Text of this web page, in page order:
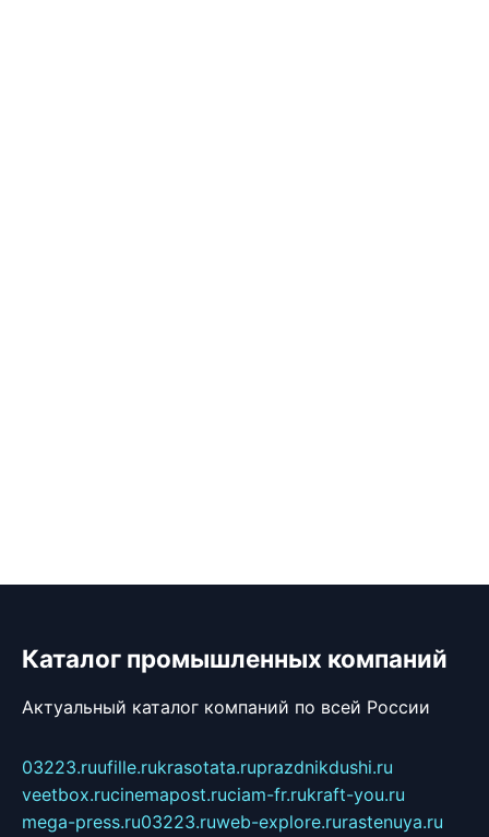
Каталог промышленных компаний
Актуальный каталог компаний по всей России
03223.ruufille.rukrasotata.ruprazdnikdushi.ru
veetbox.rucinemapost.ruciam-fr.rukraft-you.ru
mega-press.ru03223.ruweb-explore.rurastenuya.ru